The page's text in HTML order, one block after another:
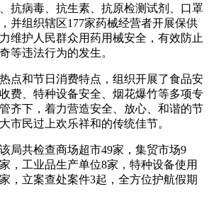
抗病毒、抗生素、抗原检测试剂、口罩
并组织辖区177家药械经营者开展保供
维护人民群众用药用械安全，有效防止
等违法行为的发生。
点和节日消费特点，组织开展了食品安
费、特种设备安全、烟花爆竹等多项专
齐下，着力营造安全、放心、和谐的节
市民过上欢乐祥和的传统佳节。
局共检查商场超市49家，集贸市场9
，工业品生产单位8家，特种设备使用
，立案查处案件3起，全方位护航假期